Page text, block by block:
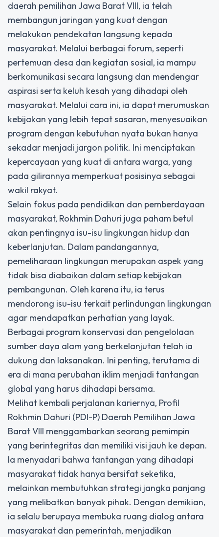
daerah pemilihan Jawa Barat VIII, ia telah
membangun jaringan yang kuat dengan
melakukan pendekatan langsung kepada
masyarakat. Melalui berbagai forum, seperti
pertemuan desa dan kegiatan sosial, ia mampu
berkomunikasi secara langsung dan mendengar
aspirasi serta keluh kesah yang dihadapi oleh
masyarakat. Melalui cara ini, ia dapat merumuskan
kebijakan yang lebih tepat sasaran, menyesuaikan
program dengan kebutuhan nyata bukan hanya
sekadar menjadi jargon politik. Ini menciptakan
kepercayaan yang kuat di antara warga, yang
pada gilirannya memperkuat posisinya sebagai
wakil rakyat.
Selain fokus pada pendidikan dan pemberdayaan
masyarakat, Rokhmin Dahuri juga paham betul
akan pentingnya isu-isu lingkungan hidup dan
keberlanjutan. Dalam pandangannya,
pemeliharaan lingkungan merupakan aspek yang
tidak bisa diabaikan dalam setiap kebijakan
pembangunan. Oleh karena itu, ia terus
mendorong isu-isu terkait perlindungan lingkungan
agar mendapatkan perhatian yang layak.
Berbagai program konservasi dan pengelolaan
sumber daya alam yang berkelanjutan telah ia
dukung dan laksanakan. Ini penting, terutama di
era di mana perubahan iklim menjadi tantangan
global yang harus dihadapi bersama.
Melihat kembali perjalanan kariernya, Profil
Rokhmin Dahuri (PDI-P) Daerah Pemilihan Jawa
Barat VIII menggambarkan seorang pemimpin
yang berintegritas dan memiliki visi jauh ke depan.
Ia menyadari bahwa tantangan yang dihadapi
masyarakat tidak hanya bersifat seketika,
melainkan membutuhkan strategi jangka panjang
yang melibatkan banyak pihak. Dengan demikian,
ia selalu berupaya membuka ruang dialog antara
masyarakat dan pemerintah, menjadikan